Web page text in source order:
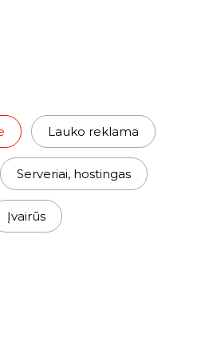
Lauko reklama
Serveriai, hostingas
Įvairūs